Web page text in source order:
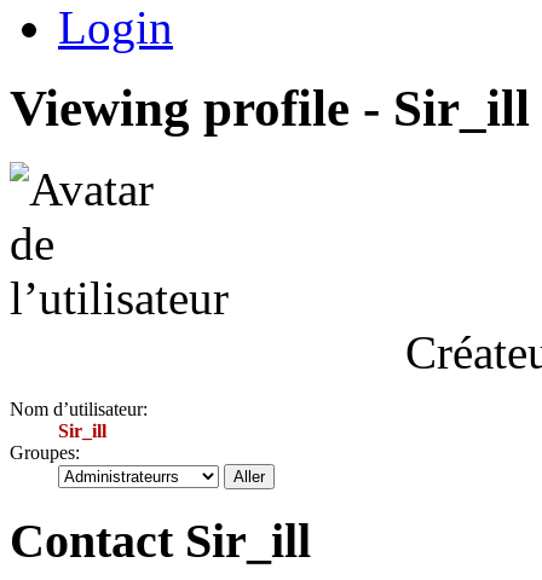
Login
Viewing profile - Sir_ill
Nom d’utilisateur:
Sir_ill
Groupes:
Contact Sir_ill